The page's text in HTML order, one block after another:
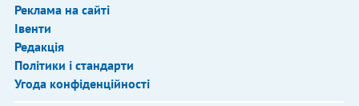
Реклама на сайті
Івенти
Редакція
Політики і стандарти
Угода конфіденційності